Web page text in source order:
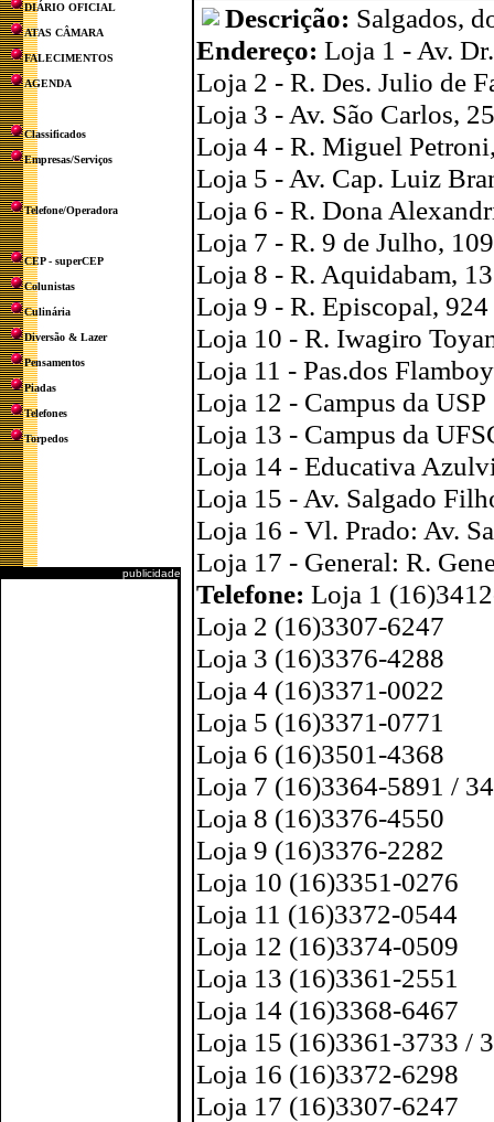
DIÁRIO OFICIAL
ATAS CÂMARA
FALECIMENTOS
AGENDA
Classificados
Empresas/Serviços
Telefone/Operadora
CEP - superCEP
Colunistas
Culinária
Diversão & Lazer
Pensamentos
Piadas
Telefones
Torpedos
publicidade
Descrição: Salgados,
Endereço: Loja 1 - Av.
Loja 2 - R. Des. Julio de
Loja 3 - Av. São Carlos,
Loja 4 - R. Miguel
Loja 5 - Av. Cap. Luiz
Loja 6 - R. Dona
Loja 7 - R. 9 de Julho,
Loja 8 - R. Aquidabam,
Loja 9 - R. Episcopal,
Loja 10 - R. Iwagiro
Loja 11 - Pas.dos
Loja 12 - Campus da USP
Loja 13 - Campus da
Loja 14 - Educativa
Loja 15 - Av. Salgado
Loja 16 - Vl. Prado: Av.
Loja 17 - General: R.
Telefone: Loja 1
Loja 2 (16)3307-6247
Loja 3 (16)3376-4288
Loja 4 (16)3371-0022
Loja 5 (16)3371-0771
Loja 6 (16)3501-4368
Loja 7 (16)3364-5891 /
Loja 8 (16)3376-4550
Loja 9 (16)3376-2282
Loja 10 (16)3351-0276
Loja 11 (16)3372-0544
Loja 12 (16)3374-0509
Loja 13 (16)3361-2551
Loja 14 (16)3368-6467
Loja 15 (16)3361-3733 /
Loja 16 (16)3372-6298
Loja 17 (16)3307-6247